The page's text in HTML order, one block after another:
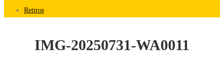
Retiros
IMG-20250731-WA0011